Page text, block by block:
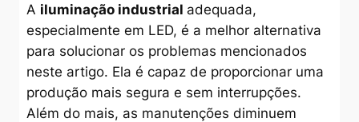
A iluminação industrial adequada,
especialmente em LED, é a melhor alternativa
para solucionar os problemas mencionados
neste artigo. Ela é capaz de proporcionar uma
produção mais segura e sem interrupções.
Além do mais, as manutenções diminuem